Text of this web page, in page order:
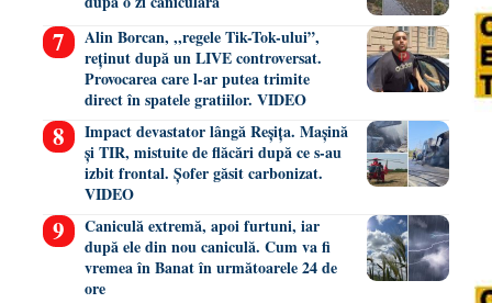
Alin Borcan, ,,regele Tik-Tok-ului”,
reținut după un LIVE controversat.
Provocarea care l-ar putea trimite
direct în spatele gratiilor. VIDEO
Impact devastator lângă Reșița. Mașină
și TIR, mistuite de flăcări după ce s-au
izbit frontal. Șofer găsit carbonizat.
VIDEO
Caniculă extremă, apoi furtuni, iar
după ele din nou caniculă. Cum va fi
vremea în Banat în următoarele 24 de
ore